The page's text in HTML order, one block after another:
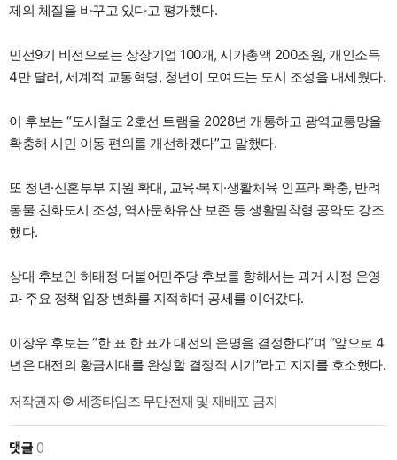
제의 체질을 바꾸고 있다고 평가했다.
민선9기 비전으로는 상장기업 100개, 시가총액 200조원, 개인소득
4만 달러, 세계적 교통혁명, 청년이 모여드는 도시 조성을 내세웠다.
이 후보는 “도시철도 2호선 트램을 2028년 개통하고 광역교통망을
확충해 시민 이동 편의를 개선하겠다”고 말했다.
또 청년·신혼부부 지원 확대, 교육·복지·생활체육 인프라 확충, 반려
동물 친화도시 조성, 역사문화유산 보존 등 생활밀착형 공약도 강조
했다.
상대 후보인 허태정 더불어민주당 후보를 향해서는 과거 시정 운영
과 주요 정책 입장 변화를 지적하며 공세를 이어갔다.
이장우 후보는 “한 표 한 표가 대전의 운명을 결정한다”며 “앞으로 4
년은 대전의 황금시대를 완성할 결정적 시기”라고 지지를 호소했다.
저작권자 © 세종타임즈 무단전재 및 재배포 금지
댓글0